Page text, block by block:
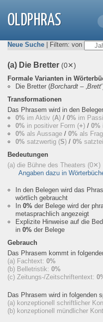
OLDPHRAS
Neue Suche | Filtern: von
(a) Die Bretter (0✕)
Formale Varianten in
Die Bretter (Borchardt – ‚Brett
Transformationen
Das Phrasem wird in den
0% im Aktiv (A) / 0% im
0% in positiver Form (+) / 0%
0% als Aussage / 0% als
0% satzwertig (S) / 0%
Bedeutungen
(a) die Bühne des Theaters (0✕)
Angaben dazu in
In den Belegen wird das
wörtlich gebraucht
In 0% der Belege wird der
metasprachlich angezeigt
Explizite Hinweise auf die
in 0% der Belege
Gebrauch
Das Phrasem kommt in
(a) Fachtext: 0%
(b) Belletristik: 0%
(c) Zeitungs-/Zeitschriftentext:
Das Phrasem wird in folgenden
(a) konzeptionell schriftlicher
(b) konzeptionell mündlicher